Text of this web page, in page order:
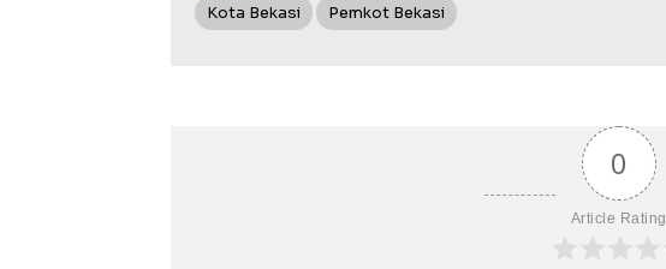
Kota Bekasi Pemkot Bekasi
0
Article Rating